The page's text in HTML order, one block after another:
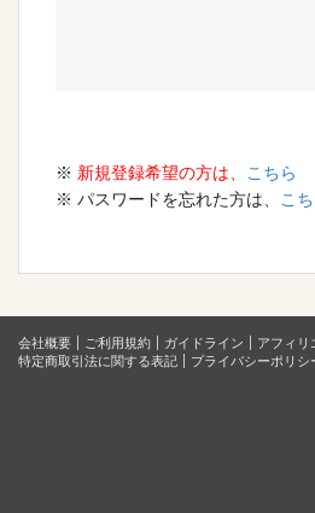
※ 新規登録希望の方は、
こちら
※ パスワードを忘れた方は、
こ
会社概要 ご利用規約 ガイドライン
アフィリ
特定商取引法に関する表記
プライバシーポリシ